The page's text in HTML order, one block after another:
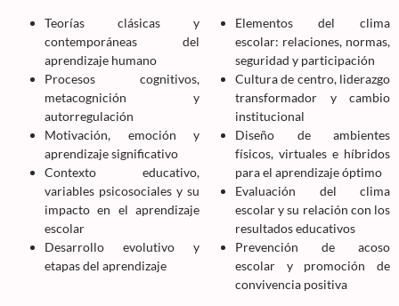
Teorías clásicas y
contemporáneas del
aprendizaje humano
Procesos cognitivos,
metacognición y
autorregulación
Motivación, emoción y
aprendizaje significativo
Contexto educativo,
variables psicosociales y su
impacto en el aprendizaje
escolar
Desarrollo evolutivo y
etapas del aprendizaje
Elementos del clima
escolar: relaciones, normas,
seguridad y participación
Cultura de centro, liderazgo
transformador y cambio
institucional
Diseño de ambientes
físicos, virtuales e híbridos
para el aprendizaje óptimo
Evaluación del clima
escolar y su relación con los
resultados educativos
Prevención de acoso
escolar y promoción de
convivencia positiva